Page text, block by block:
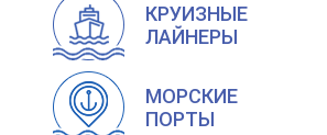
КРУИЗНЫЕ
ЛАЙНЕРЫ
МОРСКИЕ
ПОРТЫ